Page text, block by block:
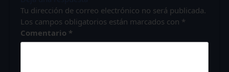
Tu dirección de correo electrónico no será publicada.
Los campos obligatorios están marcados con *
Comentario *